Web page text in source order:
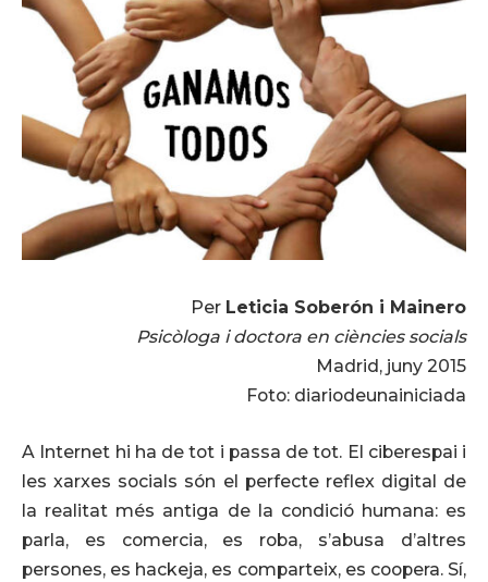
Per Leticia Soberón i Mainero
Psicòloga i doctora en ciències socials
Madrid, juny 2015
Foto: diariodeunainiciada
A Internet hi ha de tot i passa de tot. El ciberespai i
les xarxes socials són el perfecte reflex digital de
la realitat més antiga de la condició humana: es
parla, es comercia, es roba, s’abusa d’altres
persones, es hackeja, es comparteix, es coopera. Sí,